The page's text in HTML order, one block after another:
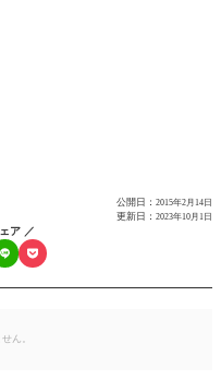
公開日： 2015年2月14日
更新日： 2023年10月1日
ア ／
ん。